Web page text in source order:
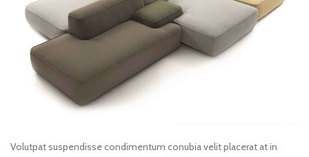
Volutpat suspendisse condimentum conubia velit placerat at in